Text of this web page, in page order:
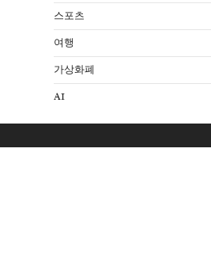
스포츠
여행
가상화폐
AI